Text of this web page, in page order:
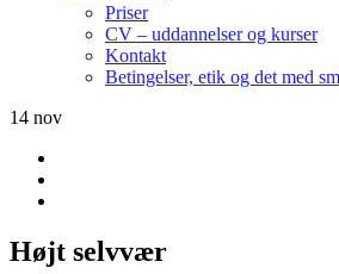
Priser
CV – uddannelser og kurser
Kontakt
Betingelser, etik og det med
14 nov
Højt selvvær